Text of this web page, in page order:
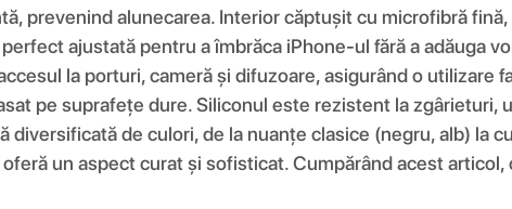
prevenind alunecarea. Interior căptușit cu microfibră
ajustată pentru a îmbrăca iPhone-ul fără a adăuga
la porturi, cameră și difuzoare, asigurând o utilizare
pe suprafețe dure. Siliconul este rezistent la zgârieturi,
de culori, de la nuanțe clasice (negru, alb) la
un aspect curat și sofisticat. Cumpărând acest